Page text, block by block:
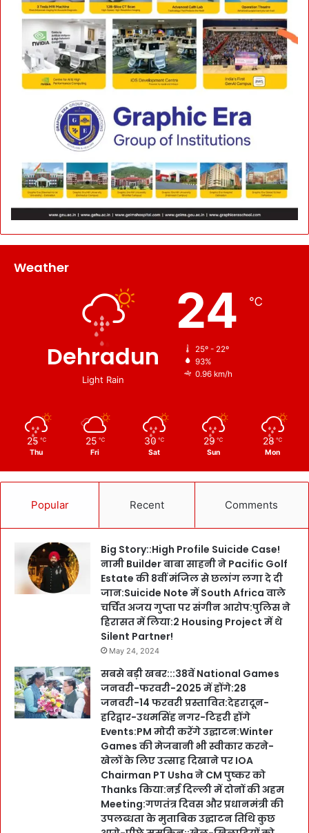
Weather
Dehradun
Light Rain
24 ℃
25º - 22º
93%
0.96 km/h
25 ℃
Thu
25 ℃
Fri
30 ℃
Sat
29 ℃
Sun
28 ℃
Mon
Popular Recent Comments
Big Story::High Profile Suicide Case!
नामी Builder बाबा साहनी ने Pacific Golf
Estate की 8वीं मंजिल से छलांग लगा दे दी
जान:Suicide Note में South Africa वाले
चर्चित अजय गुप्ता पर संगीन आरोप:पुलिस ने
हिरासत में लिया:2 Housing Project में थे
Silent Partner!
May 24, 2024
सबसे बड़ी खबर:::38वें National Games
जनवरी-फरवरी-2025 में होंगे:28
जनवरी-14 फरवरी प्रस्तावित:देहरादून-
हरिद्वार-उधमसिंह नगर-टिहरी होंगे
Events:PM मोदी करेंगे उद्घाटन:Winter
Games की मेजबानी भी स्वीकार करने-
खेलों के लिए उत्साह दिखाने पर IOA
Chairman PT Usha ने CM पुष्कर को
Thanks किया:नई दिल्ली में दोनों की अहम
Meeting:गणतंत्र दिवस और प्रधानमंत्री की
उपलब्धता के मुताबिक उद्घाटन तिथि कुछ